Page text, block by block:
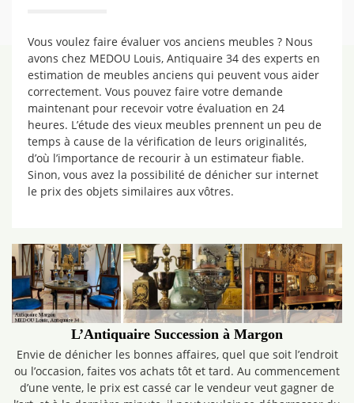
Vous voulez faire évaluer vos anciens meubles ? Nous
avons chez MEDOU Louis, Antiquaire 34 des experts en
estimation de meubles anciens qui peuvent vous aider
correctement. Vous pouvez faire votre demande
maintenant pour recevoir votre évaluation en 24
heures. L’étude des vieux meubles prennent un peu de
temps à cause de la vérification de leurs originalités,
d’où l’importance de recourir à un estimateur fiable.
Sinon, vous avez la possibilité de dénicher sur internet
le prix des objets similaires aux vôtres.
L’Antiquaire Succession à Margon
Envie de dénicher les bonnes affaires, quel que soit l’endroit
ou l’occasion, faites vos achats tôt et tard. Au commencement
d’une vente, le prix est cassé car le vendeur veut gagner de